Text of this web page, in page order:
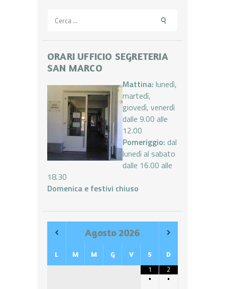
per:
ORARI UFFICIO SEGRETERIA
SAN MARCO
Mattina: lunedì,
martedì,
giovedì, venerdì
dalle 9.00 alle
12.00
Pomeriggio: dal
lunedì al sabato
dalle 16.00 alle
18.30
Domenica e festivi chiuso
Agosto2026
L M M G V S D
1
•
2
•